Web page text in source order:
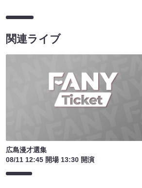
関連ライブ
広島漫才選集
08/11 12:45 開場 13:30 開演